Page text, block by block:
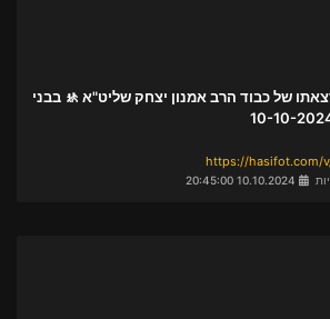
של כבוד הרב אמנון יצחק שליט"א 🚸 בבני
https://hasifot.com/